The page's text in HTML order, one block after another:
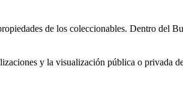
de los coleccionables. Dentro del
y la visualización pública o privada